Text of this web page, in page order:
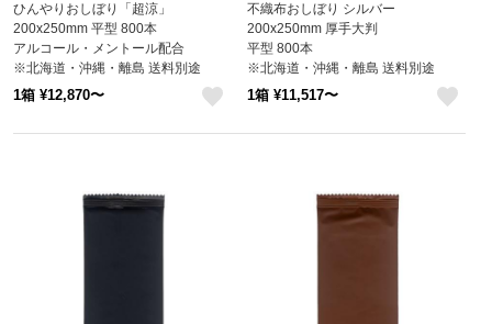
ひんやりおしぼり「超涼」
200x250mm 平型 800本
アルコール・メントール配合
※北海道・沖縄・離島 送料別途
1箱 ¥12,870〜
不織布おしぼり シルバー
200x250mm 厚手大判
平型 800本
※北海道・沖縄・離島 送料別途
1箱 ¥11,517〜